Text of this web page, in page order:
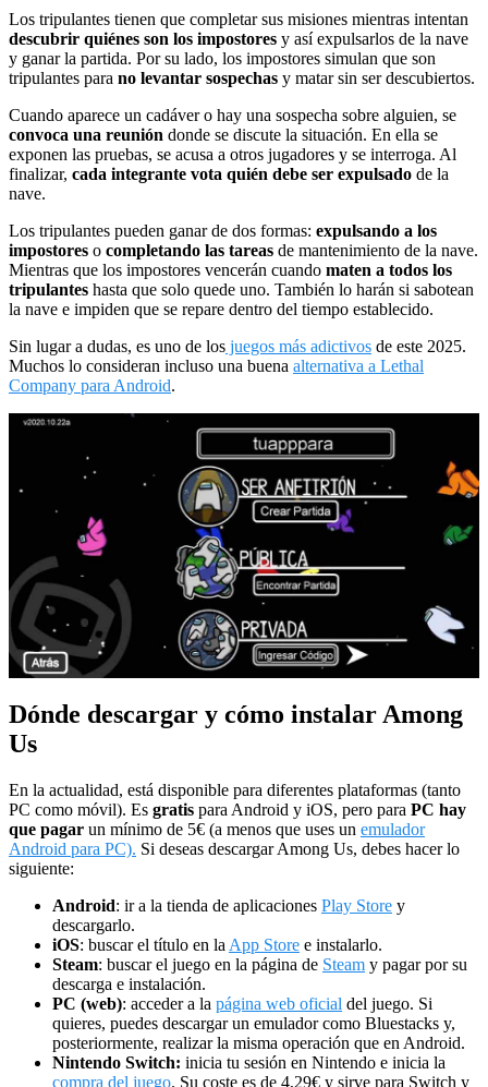
Los tripulantes tienen que completar sus misiones mientras intentan
descubrir quiénes son los impostores y así expulsarlos de la nave
y ganar la partida. Por su lado, los impostores simulan que son
tripulantes para no levantar sospechas y matar sin ser descubiertos.
Cuando aparece un cadáver o hay una sospecha sobre alguien, se
convoca una reunión donde se discute la situación. En ella se
exponen las pruebas, se acusa a otros jugadores y se interroga. Al
finalizar, cada integrante vota quién debe ser expulsado de la
nave.
Los tripulantes pueden ganar de dos formas: expulsando a los
impostores o completando las tareas de mantenimiento de la nave.
Mientras que los impostores vencerán cuando maten a todos los
tripulantes hasta que solo quede uno. También lo harán si sabotean
la nave e impiden que se repare dentro del tiempo establecido.
Sin lugar a dudas, es uno de los juegos más adictivos de este 2025.
Muchos lo consideran incluso una buena alternativa a Lethal
Company para Android.
Dónde descargar y cómo instalar Among
Us
En la actualidad, está disponible para diferentes plataformas (tanto
PC como móvil). Es gratis para Android y iOS, pero para PC hay
que pagar un mínimo de 5€ (a menos que uses un emulador
Android para PC). Si deseas descargar Among Us, debes hacer lo
siguiente:
Android: ir a la tienda de aplicaciones Play Store y
descargarlo.
iOS: buscar el título en la App Store e instalarlo.
Steam: buscar el juego en la página de Steam y pagar por su
descarga e instalación.
PC (web): acceder a la página web oficial del juego. Si
quieres, puedes descargar un emulador como Bluestacks y,
posteriormente, realizar la misma operación que en Android.
Nintendo Switch: inicia tu sesión en Nintendo e inicia la
compra del juego. Su coste es de 4,29€ y sirve para Switch y